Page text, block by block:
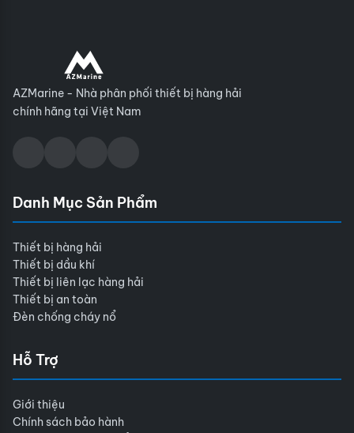
AZMarine - Nhà phân phối thiết bị hàng hải
chính hãng tại Việt Nam
Danh Mục Sản Phẩm
Thiết bị hàng hải
Thiết bị dầu khí
Thiết bị liên lạc hàng hải
Thiết bị an toàn
Đèn chống cháy nổ
Hỗ Trợ
Giới thiệu
Chính sách bảo hành